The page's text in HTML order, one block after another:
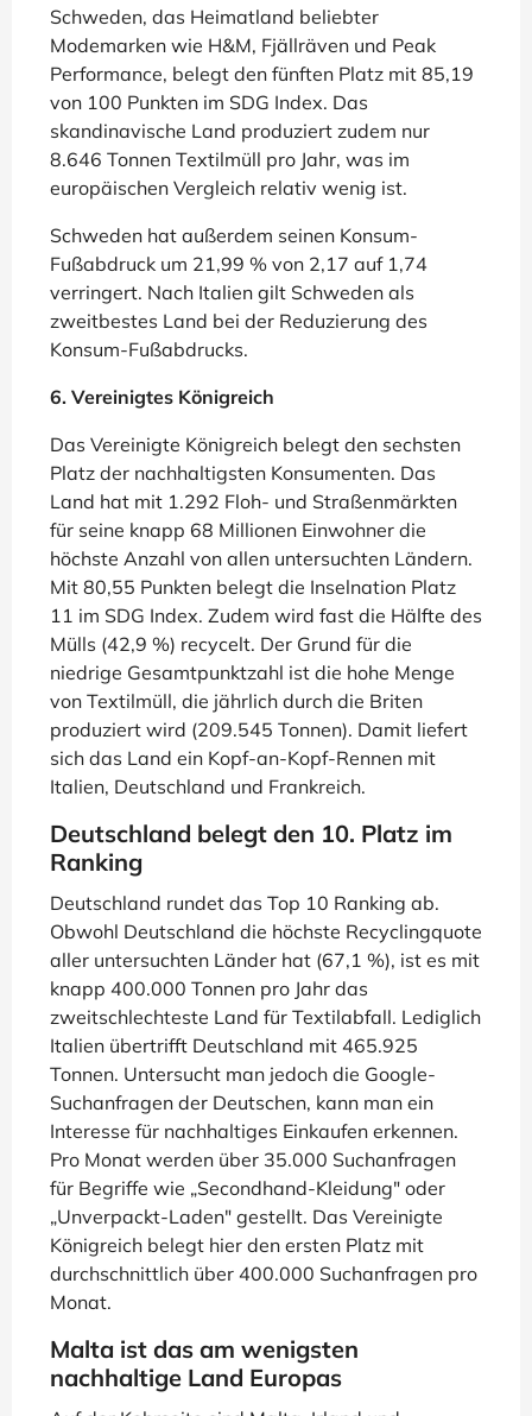
Schweden, das Heimatland beliebter
Modemarken wie H&M, Fjällräven und Peak
Performance, belegt den fünften Platz mit 85,19
von 100 Punkten im SDG Index. Das
skandinavische Land produziert zudem nur
8.646 Tonnen Textilmüll pro Jahr, was im
europäischen Vergleich relativ wenig ist.
Schweden hat außerdem seinen Konsum-
Fußabdruck um 21,99 % von 2,17 auf 1,74
verringert. Nach Italien gilt Schweden als
zweitbestes Land bei der Reduzierung des
Konsum-Fußabdrucks.
6. Vereinigtes Königreich
Das Vereinigte Königreich belegt den sechsten
Platz der nachhaltigsten Konsumenten. Das
Land hat mit 1.292 Floh- und Straßenmärkten
für seine knapp 68 Millionen Einwohner die
höchste Anzahl von allen untersuchten Ländern.
Mit 80,55 Punkten belegt die Inselnation Platz
11 im SDG Index. Zudem wird fast die Hälfte des
Mülls (42,9 %) recycelt. Der Grund für die
niedrige Gesamtpunktzahl ist die hohe Menge
von Textilmüll, die jährlich durch die Briten
produziert wird (209.545 Tonnen). Damit liefert
sich das Land ein Kopf-an-Kopf-Rennen mit
Italien, Deutschland und Frankreich.
Deutschland belegt den 10. Platz im
Ranking
Deutschland rundet das Top 10 Ranking ab.
Obwohl Deutschland die höchste Recyclingquote
aller untersuchten Länder hat (67,1 %), ist es mit
knapp 400.000 Tonnen pro Jahr das
zweitschlechteste Land für Textilabfall. Lediglich
Italien übertrifft Deutschland mit 465.925
Tonnen. Untersucht man jedoch die Google-
Suchanfragen der Deutschen, kann man ein
Interesse für nachhaltiges Einkaufen erkennen.
Pro Monat werden über 35.000 Suchanfragen
für Begriffe wie „Secondhand-Kleidung" oder
„Unverpackt-Laden" gestellt. Das Vereinigte
Königreich belegt hier den ersten Platz mit
durchschnittlich über 400.000 Suchanfragen pro
Monat.
Malta ist das am wenigsten
nachhaltige Land Europas